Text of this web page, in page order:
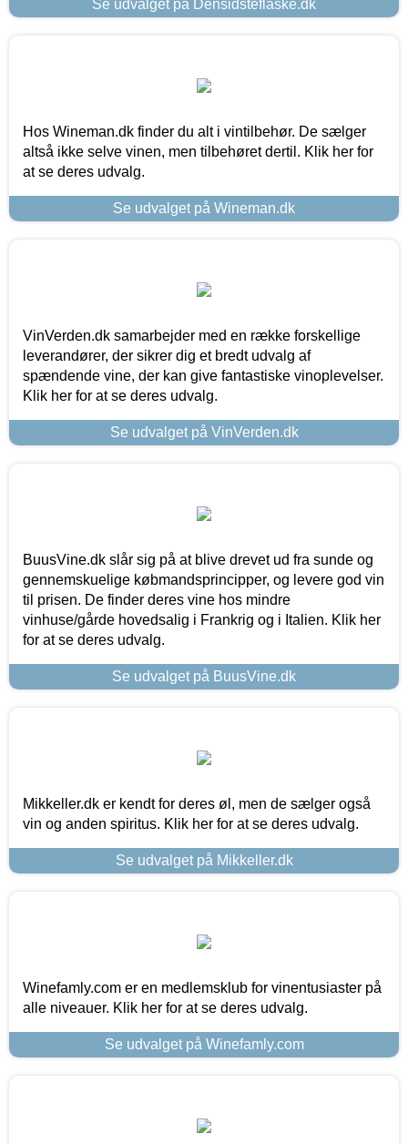
Se udvalget på Densidsteflaske.dk
Hos Wineman.dk finder du alt i vintilbehør. De sælger
altså ikke selve vinen, men tilbehøret dertil. Klik her for
at se deres udvalg.
Se udvalget på Wineman.dk
VinVerden.dk samarbejder med en række forskellige
leverandører, der sikrer dig et bredt udvalg af
spændende vine, der kan give fantastiske vinoplevelser.
Klik her for at se deres udvalg.
Se udvalget på VinVerden.dk
BuusVine.dk slår sig på at blive drevet ud fra sunde og
gennemskuelige købmandsprincipper, og levere god vin
til prisen. De finder deres vine hos mindre
vinhuse/gårde hovedsalig i Frankrig og i Italien. Klik her
for at se deres udvalg.
Se udvalget på BuusVine.dk
Mikkeller.dk er kendt for deres øl, men de sælger også
vin og anden spiritus. Klik her for at se deres udvalg.
Se udvalget på Mikkeller.dk
Winefamly.com er en medlemsklub for vinentusiaster på
alle niveauer. Klik her for at se deres udvalg.
Se udvalget på Winefamly.com